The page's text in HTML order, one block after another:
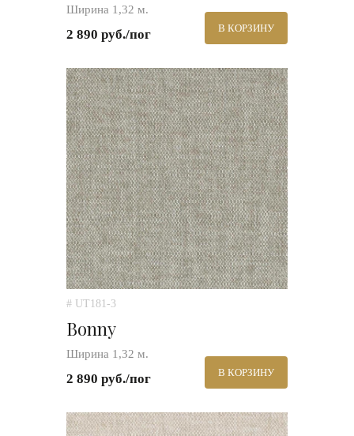
Ширина 1,32 м.
2 890 руб./пог В КОРЗИНУ
# UT181-3
Bonny
Ширина 1,32 м.
2 890 руб./пог В КОРЗИНУ